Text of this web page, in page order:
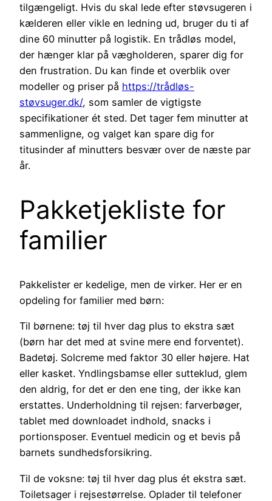
tilgængeligt. Hvis du skal lede efter støvsugeren i
kælderen eller vikle en ledning ud, bruger du ti af
dine 60 minutter på logistik. En trådløs model,
der hænger klar på vægholderen, sparer dig for
den frustration. Du kan finde et overblik over
modeller og priser på https://trådløs-
støvsuger.dk/, som samler de vigtigste
specifikationer ét sted. Det tager fem minutter at
sammenligne, og valget kan spare dig for
titusinder af minutters besvær over de næste par
år.
Pakketjekliste for
familier
Pakkelister er kedelige, men de virker. Her er en
opdeling for familier med børn:
Til børnene: tøj til hver dag plus to ekstra sæt
(børn har det med at svine mere end forventet).
Badetøj. Solcreme med faktor 30 eller højere. Hat
eller kasket. Yndlingsbamse eller sutteklud, glem
den aldrig, for det er den ene ting, der ikke kan
erstattes. Underholdning til rejsen: farverbøger,
tablet med downloadet indhold, snacks i
portionsposer. Eventuel medicin og et bevis på
barnets sundhedsforsikring.
Til de voksne: tøj til hver dag plus ét ekstra sæt.
Toiletsager i rejsestørrelse. Oplader til telefoner